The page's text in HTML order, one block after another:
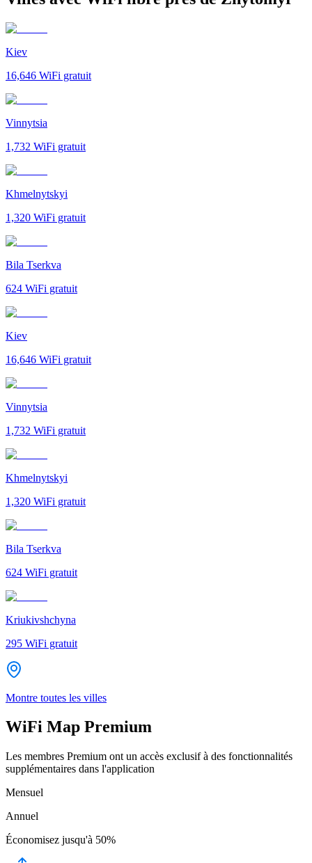
Kiev
16,646 WiFi gratuit
Vinnytsia
1,732 WiFi gratuit
Khmelnytskyi
1,320 WiFi gratuit
Bila Tserkva
624 WiFi gratuit
Kiev
16,646 WiFi gratuit
Vinnytsia
1,732 WiFi gratuit
Khmelnytskyi
1,320 WiFi gratuit
Bila Tserkva
624 WiFi gratuit
Kriukivshchyna
295 WiFi gratuit
Montre toutes les villes
WiFi Map Premium
Les membres Premium ont un accès exclusif à des fonctionnalités
supplémentaires dans l'application
Mensuel
Annuel
Économisez jusqu'à 50%